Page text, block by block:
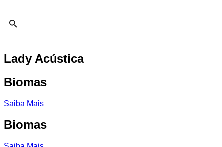
Lady Acústica
Biomas
Saiba Mais
Biomas